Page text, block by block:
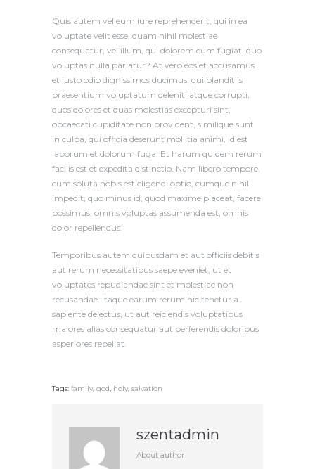
Quis autem vel eum iure reprehenderit, qui in ea
voluptate velit esse, quam nihil molestiae
consequatur, vel illum, qui dolorem eum fugiat, quo
voluptas nulla pariatur? At vero eos et accusamus
et iusto odio dignissimos ducimus, qui blanditiis
praesentium voluptatum deleniti atque corrupti,
quos dolores et quas molestias excepturi sint,
obcaecati cupiditate non provident, similique sunt
in culpa, qui officia deserunt mollitia animi, id est
laborum et dolorum fuga. Et harum quidem rerum
facilis est et expedita distinctio. Nam libero tempore,
cum soluta nobis est eligendi optio, cumque nihil
impedit, quo minus id, quod maxime placeat, facere
possimus, omnis voluptas assumenda est, omnis
dolor repellendus.
Temporibus autem quibusdam et aut officiis debitis
aut rerum necessitatibus saepe eveniet, ut et
voluptates repudiandae sint et molestiae non
recusandae. Itaque earum rerum hic tenetur a
sapiente delectus, ut aut reiciendis voluptatibus
maiores alias consequatur aut perferendis doloribus
asperiores repellat.
Tags: family, god, holy, salvation
szentadmin
About author